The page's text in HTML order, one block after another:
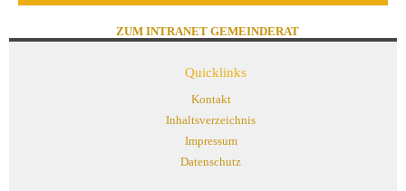
ZUM INTRANET GEMEINDERAT
Quicklinks
Kontakt
Inhaltsverzeichnis
Impressum
Datenschutz